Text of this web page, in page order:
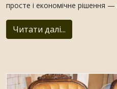
просте і економічне рішення —
Читати далі...